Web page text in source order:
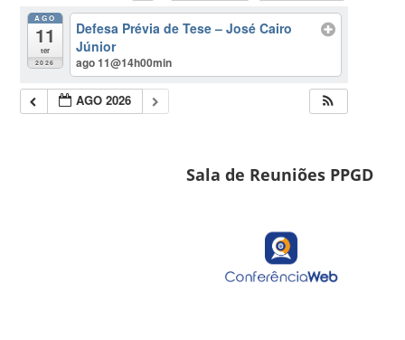
AGO
11
ter
2026
Defesa Prévia de Tese – José Cairo
Júnior
ago 11@14h00min
AGO 2026
Sala de Reuniões PPGD